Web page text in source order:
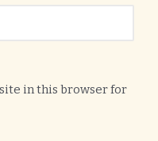
in this browser for